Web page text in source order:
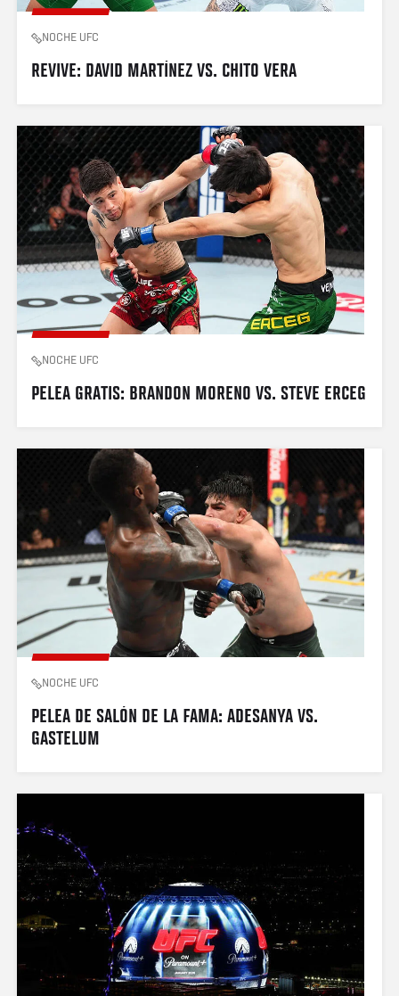
NOCHE UFC
REVIVE: DAVID MARTÍNEZ VS. CHITO VERA
NOCHE UFC
NOCHE UFC
PELEA DE SALÓN DE LA FAMA: ADESANYA VS.